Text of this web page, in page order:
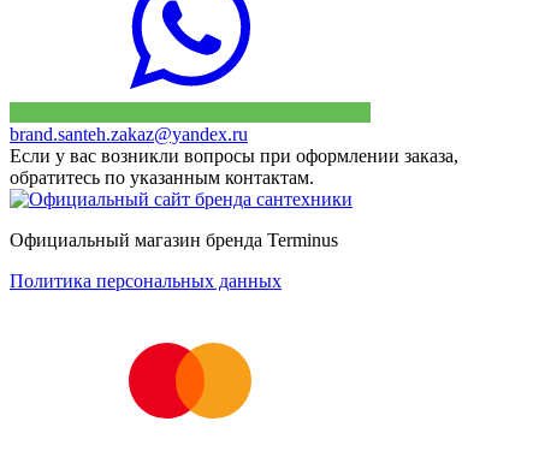
brand.santeh.zakaz@yandex.ru
Если у вас возникли вопросы при оформлении заказа,
обратитесь по указанным контактам.
Официальный магазин бренда Terminus
Политика персональных данных